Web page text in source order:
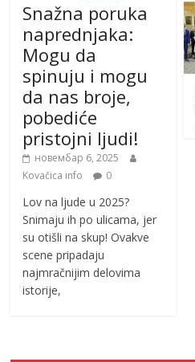
Snažna poruka
naprednjaka:
Mogu da
spinuju i mogu
da nas broje,
pobediće
pristojni ljudi!
новембар 6, 2025
Kovačica info
0
Lov na ljude u 2025?
Snimaju ih po ulicama, jer
su otišli na skup! Ovakve
scene pripadaju
najmračnijim delovima
istorije,